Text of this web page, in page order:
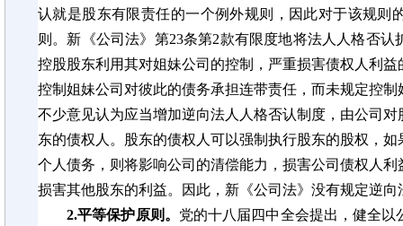
认就是股东有限责任的一个例外规则，因此对于该规则
则。新《公司法》 第23条第2款有限度地将法人人格否认
控股股东利用其对姐妹公司的控制，严重损害债权人利
控制姐妹公司对彼此的债务承担连带责任，而未规定控
不少意见认为应当增加逆向法人人格否认制度，由公司
东的债权人。股东的债权人可以强制执行股东的股权，
个人债务，则将影响公司的清偿能力，损害公司债权人
损害其他股东的利益。因此，新《公司法》没有规定逆向
2.平等保护原则。 党的十八届四中全会提出，健全